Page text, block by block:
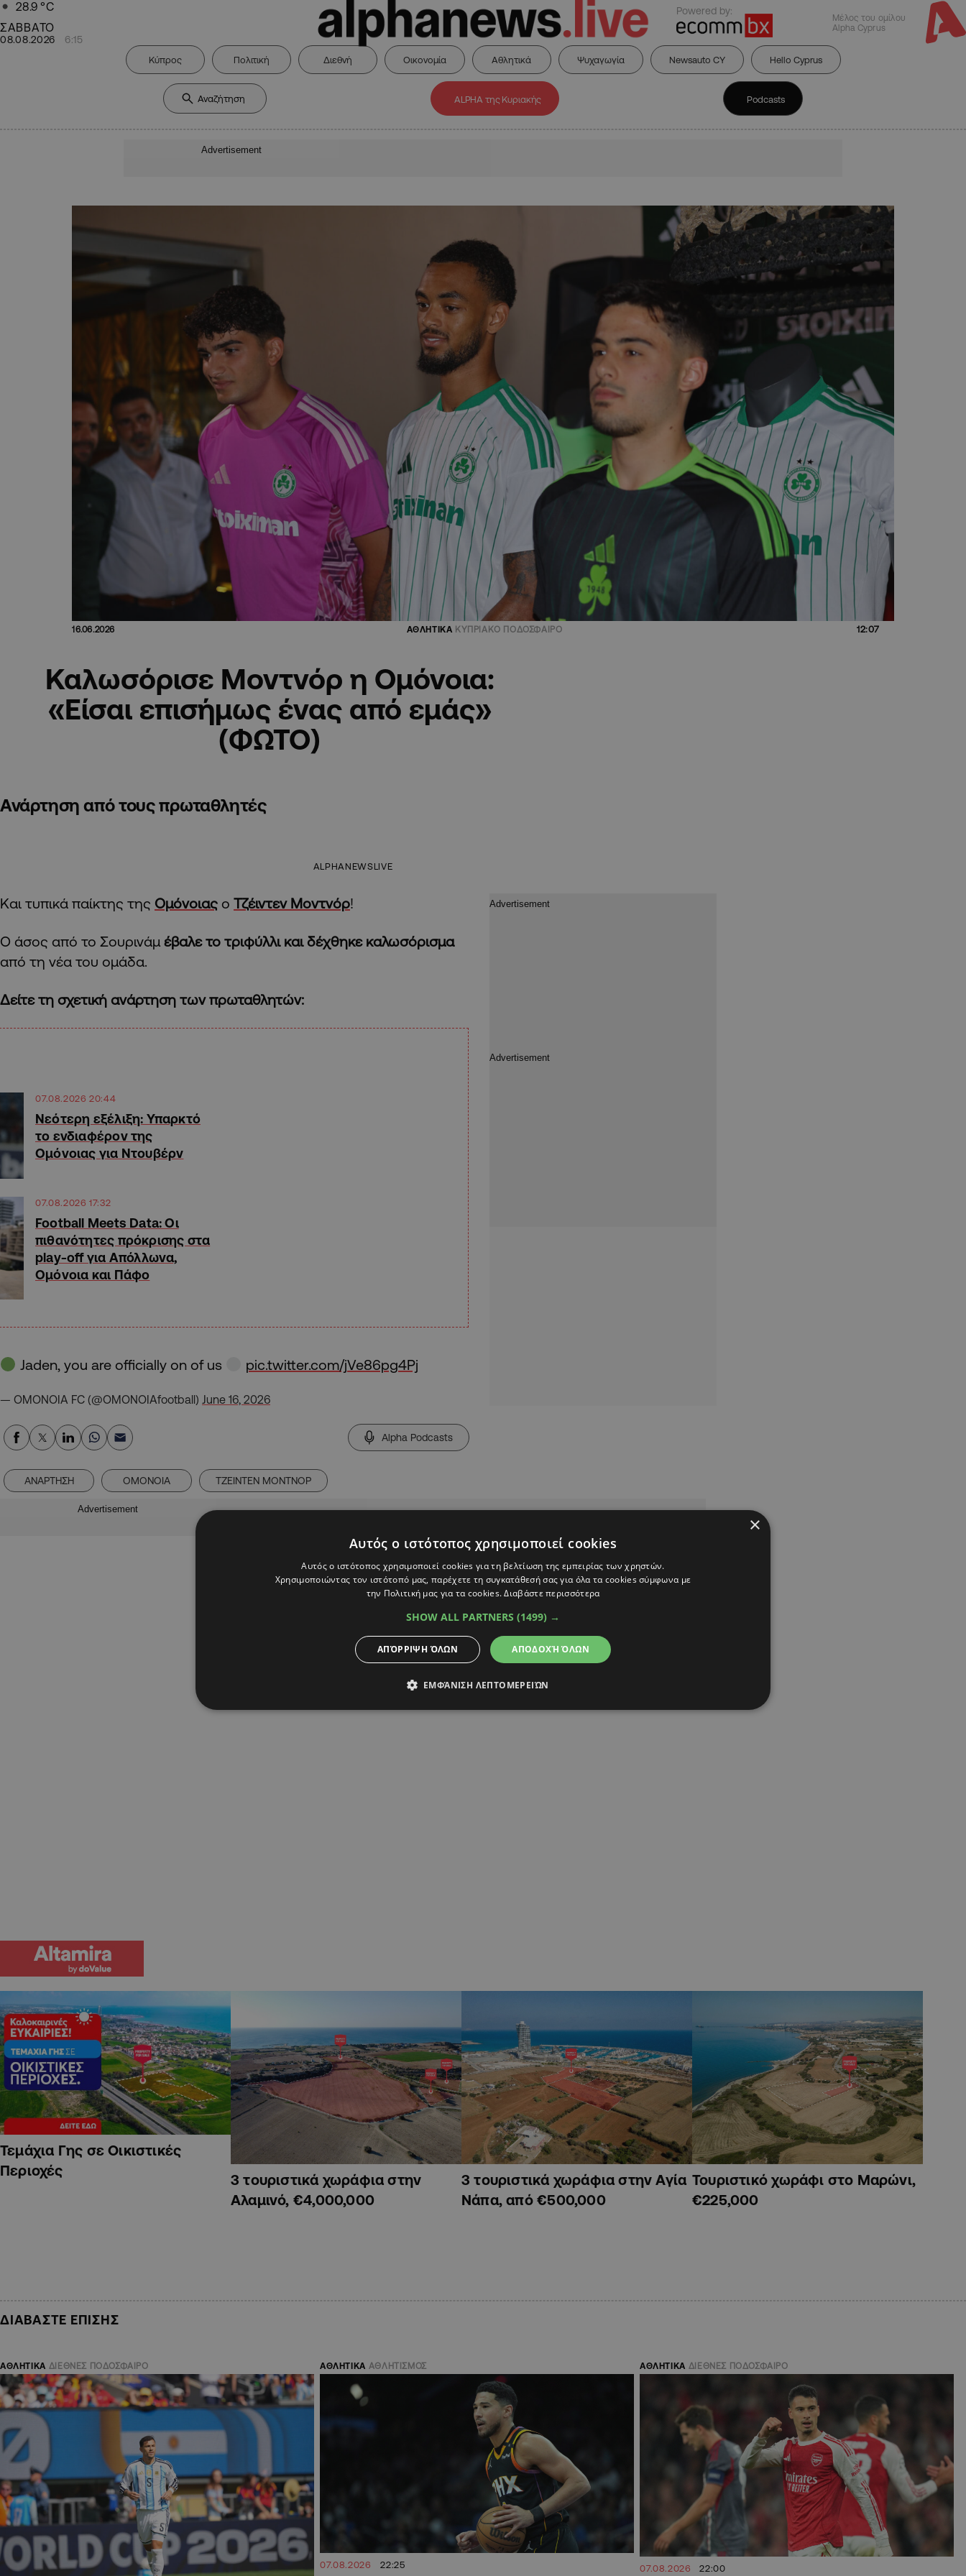
28.9 °C
ΣΑΒΒΑΤΟ
08.08.2026 6:15
Powered by:
Μέλος του ομίλου
Alpha Cyprus
Κύπρος Πολιτική Διεθνή Οικονομία Αθλητικά Ψυχαγωγία Newsauto CY Hello Cyprus
ALPHA της Κυριακής Podcasts
Advertisement
16.06.2026 ΑΘΛΗΤΙΚΑ ΚΥΠΡΙΑΚΟ ΠΟΔΟΣΦΑΙΡΟ 12:07
Καλωσόρισε Μοντνόρ η Ομόνοια:
«Είσαι επισήμως ένας από εμάς»
(ΦΩΤΟ)
Ανάρτηση από τους πρωταθλητές
ALPHANEWSLIVE
Και τυπικά παίκτης της Ομόνοιας ο Τζέιντεν Μοντνόρ!
Ο άσος από το Σουρινάμ έβαλε το τριφύλλι και δέχθηκε καλωσόρισμα
από τη νέα του ομάδα.
Δείτε τη σχετική ανάρτηση των πρωταθλητών:
07.08.2026 20:44
Νεότερη εξέλιξη: Υπαρκτό
το ενδιαφέρον της
Ομόνοιας για Ντουβέρν
07.08.2026 17:32
Football Meets Data: Οι
πιθανότητες πρόκρισης στα
play-off για Απόλλωνα,
Ομόνοια και Πάφο
Jaden, you are officially on of us pic.twitter.com/jVe86pg4Pj
— OMONOIA FC (@OMONOIAfootball) June 16, 2026
Alpha Podcasts
ΑΝΑΡΤΗΣΗ ΟΜΟΝΟΙΑ ΤΖΕΙΝΤΕΝ ΜΟΝΤΝΟΡ
Advertisement
Τεμάχια Γης σε Οικιστικές
Περιοχές
3 τουριστικά χωράφια στην
Αλαμινό, €4,000,000
3 τουριστικά χωράφια στην Αγία
Νάπα, από €500,000
Τουριστικό χωράφι στο Μαρώνι,
€225,000
ΔΙΑΒΑΣΤΕ ΕΠΙΣΗΣ
ΑΘΛΗΤΙΚΑ ΔΙΕΘΝΕΣ ΠΟΔΟΣΦΑΙΡΟ ΑΘΛΗΤΙΚΑ ΑΘΛΗΤΙΣΜΟΣ
07.08.2026 22:25
ΑΘΛΗΤΙΚΑ ΔΙΕΘΝΕΣ ΠΟΔΟΣΦΑΙΡΟ
07.08.2026 22:00
×
Αυτός ο ιστότοπος χρησιμοποιεί cookies
Αυτός ο ιστότοπος χρησιμοποιεί cookies για τη βελτίωση της εμπειρίας των χρηστών.
Χρησιμοποιώντας τον ιστότοπό μας, παρέχετε τη συγκατάθεσή σας για όλα τα cookies σύμφωνα με
την Πολιτική μας για τα cookies.Διαβάστε περισσότερα
SHOW ALL PARTNERS (1499) →
ΑΠΟΔΟΧΉ ΌΛΩΝ
ΑΠΌΡΡΙΨΗ ΌΛΩΝ
ΕΜΦΆΝΙΣΗ ΛΕΠΤΟΜΕΡΕΙΏΝ